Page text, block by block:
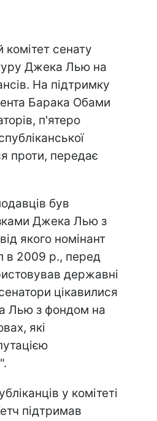
сенату
Джека Лью на
На підтримку
Барака Обами
п'ятеро
проти, передає
був
Джека Лью з
якого номінант
в 2009 р., перед
державні
цікавилися
Лью з фондом на
які
у комітеті
підтримав